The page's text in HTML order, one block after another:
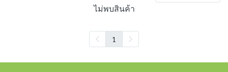
ไม่พบสินค้า
1